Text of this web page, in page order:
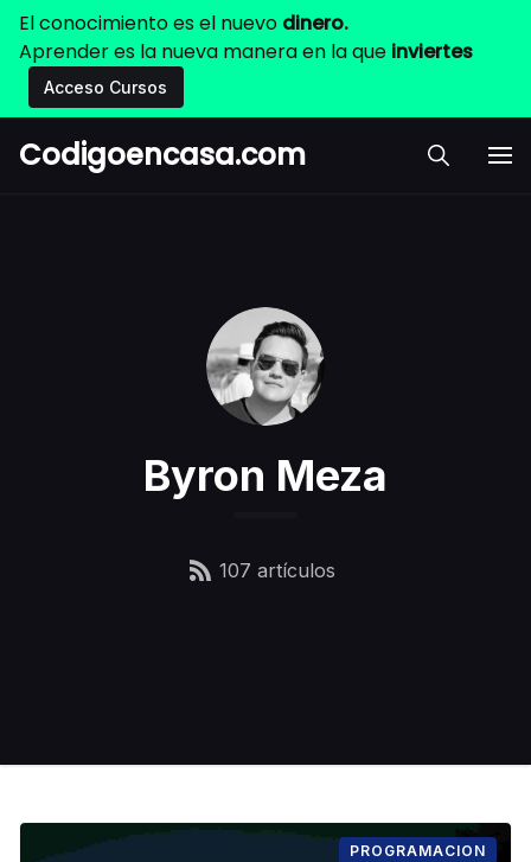
El conocimiento es el nuevo dinero.
Aprender es la nueva manera en la que inviertes
Acceso Cursos
Codigoencasa.com
Byron Meza
107 artículos
PROGRAMACION